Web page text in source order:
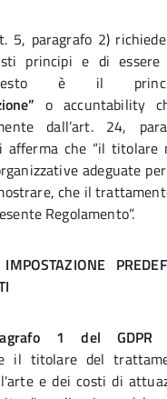
5, paragrafo 2)
principi e di essere
Questo è il
o accuntability
dall’art. 24,
afferma che “il
adeguate
che il
Regolamento”.
1 del GDPR
il titolare del
e dei costi di